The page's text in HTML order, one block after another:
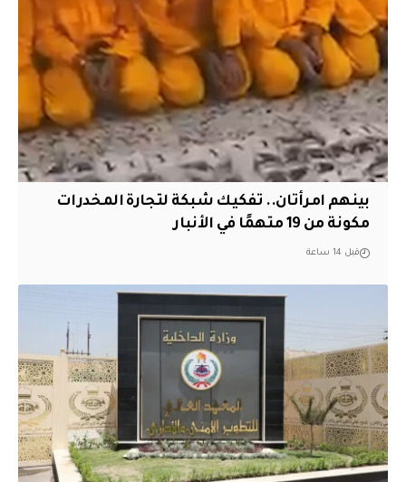
بينهم امرأتان.. تفكيك شبكة لتجارة المخدرات
مكونة من 19 متهمًا في الأنبار
قبل 14 ساعة